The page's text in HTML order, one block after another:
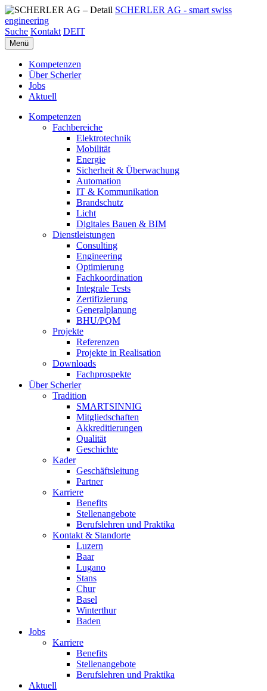
SCHERLER AG - smart swiss
engineering
Suche Kontakt DEIT
Menü
Kompetenzen
Über Scherler
Jobs
Aktuell
Kompetenzen
Fachbereiche
Elektrotechnik
Mobilität
Energie
Sicherheit & Überwachung
Automation
IT & Kommunikation
Brandschutz
Licht
Digitales Bauen & BIM
Dienstleistungen
Consulting
Engineering
Optimierung
Fachkoordination
Integrale Tests
Zertifizierung
Generalplanung
BHU/PQM
Projekte
Referenzen
Projekte in Realisation
Downloads
Fachprospekte
Über Scherler
Tradition
SMARTSINNIG
Mitgliedschaften
Akkreditierungen
Qualität
Geschichte
Kader
Geschäftsleitung
Partner
Karriere
Benefits
Stellenangebote
Berufslehren und Praktika
Kontakt & Standorte
Luzern
Baar
Lugano
Stans
Chur
Basel
Winterthur
Baden
Jobs
Karriere
Benefits
Stellenangebote
Berufslehren und Praktika
Aktuell